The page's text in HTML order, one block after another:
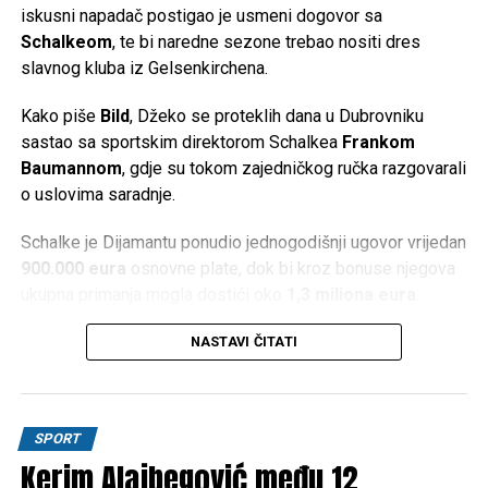
Vidimo se u Cazinu!
Tweet Share
iskusni napadač postigao je usmeni dogovor sa
Schalkeom, te bi naredne sezone trebao nositi dres
slavnog kluba iz Gelsenkirchena.
Kako piše Bild, Džeko se proteklih dana u Dubrovniku
sastao sa sportskim direktorom Schalkea Frankom
Baumannom, gdje su tokom zajedničkog ručka razgovarali
o uslovima saradnje.
Schalke je Dijamantu ponudio jednogodišnji ugovor vrijedan
900.000 eura osnovne plate, dok bi kroz bonuse njegova
Nakon dodatnih pregovora, obje strane su, prema
navodima njemačkih medija, postigle usmeni dogovor.
Ipak, posao još nije u potpunosti završen. Prije zvaničnog
treba dobiti i odobrenje Nadzornog odbora kluba. Očekuje
se da bi ugovor mogao biti potpisan već naredne sedmice.
NASTAVI ČITATI
SPORT